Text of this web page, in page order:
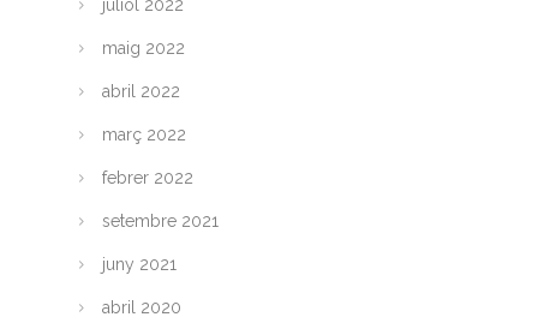
juliol 2022
maig 2022
abril 2022
març 2022
febrer 2022
setembre 2021
juny 2021
abril 2020